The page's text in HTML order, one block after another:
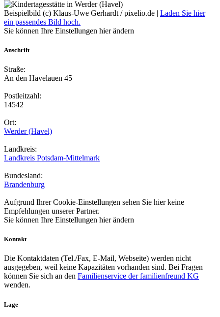
Beispielbild (c) Klaus-Uwe Gerhardt / pixelio.de | Laden Sie hier
ein passendes Bild hoch.
Sie können Ihre Einstellungen hierändern
Anschrift
Straße:
An den Havelauen 45
Postleitzahl:
14542
Ort:
Werder (Havel)
Landkreis:
Landkreis Potsdam-Mittelmark
Bundesland:
Brandenburg
Aufgrund Ihrer Cookie-Einstellungen sehen Sie hier keine
Empfehlungen unserer Partner.
Sie können Ihre Einstellungen hierändern
Kontakt
Die Kontaktdaten (Tel./Fax, E-Mail, Webseite) werden nicht
ausgegeben, weil keine Kapazitäten vorhanden sind. Bei Fragen
können Sie sich an den Familienservice der familienfreund KG
wenden.
Lage